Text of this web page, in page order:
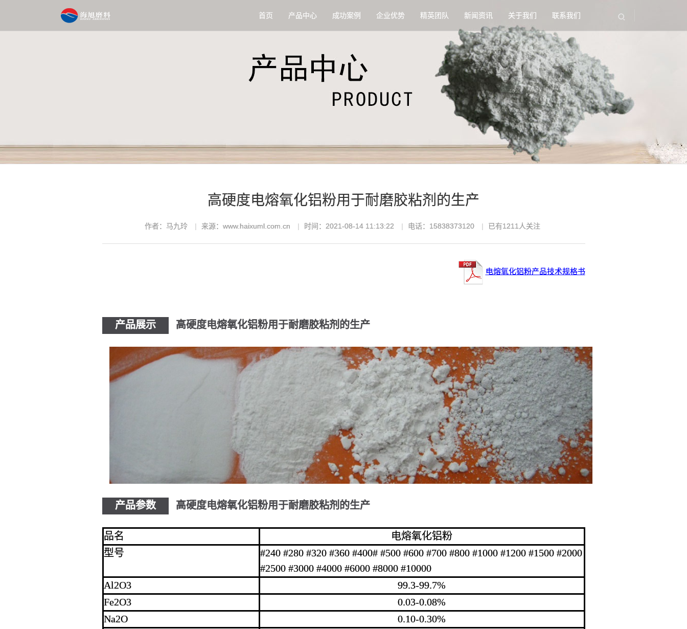
首页 产品中心 成功案例 企业优势 精英团队 新闻资讯 关于我们 联系我们
高硬度电熔氧化铝粉用于耐磨胶粘剂的生产
作者：马九玲 来源：www.haixuml.com.cn 时间：2021-08-14 11:13:22 电话：15838373120 已有1211人关注
电熔氧化铝粉产品技术规格书
产品展示 高硬度电熔氧化铝粉用于耐磨胶粘剂的生产
产品参数 高硬度电熔氧化铝粉用于耐磨胶粘剂的生产
品名
电熔氧化铝粉
型号
#240 #280 #320 #360 #400# #500 #600 #700 #800 #1000 #1200 #1500 #2000
#2500 #3000 #4000 #6000 #8000 #10000
Al2O3
99.3-99.7%
Fe2O3
0.03-0.08%
Na2O
0.10-0.30%